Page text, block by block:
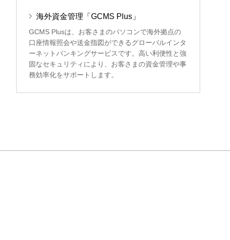
海外資金管理「GCMS Plus」
GCMS Plusは、お客さまのパソコンで海外拠点の
口座情報照会や送金指図ができるグローバルインタ
ーネットバンキングサービスです。高い利便性と強
固なセキュリティにより、お客さまの資金管理や事
務効率化をサポートします。